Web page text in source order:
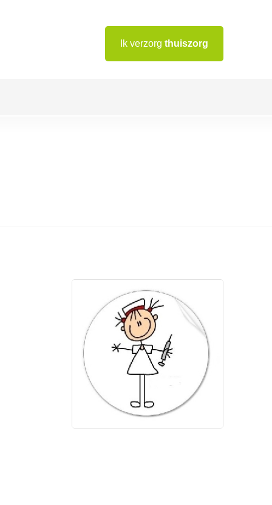
Ik verzorg thuiszorg